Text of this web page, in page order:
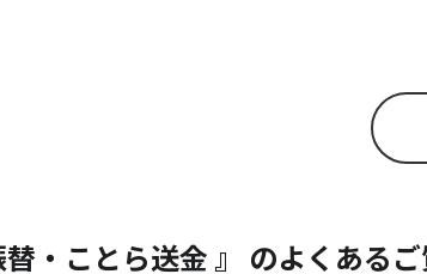
替・ことら送金 』 のよくある